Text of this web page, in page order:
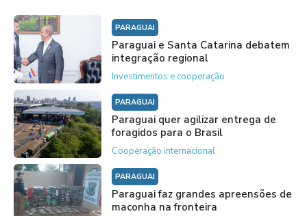
PARAGUAI
Paraguai e Santa Catarina debatem
integração regional
Investimentos e cooperação
PARAGUAI
Paraguai quer agilizar entrega de
foragidos para o Brasil
Cooperação internacional
PARAGUAI
Paraguai faz grandes apreensões de
maconha na fronteira